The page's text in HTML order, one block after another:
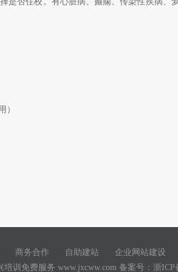
）
商务合作 自助建站 企业网站建设
训免费服务 www.jxcww.com 备案号：浙ICP